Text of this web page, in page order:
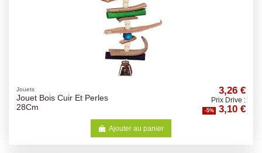
Jouets
Jouet Bois Cuir Et Perles
28Cm
3,26 €
Prix Drive :
-5% 3,10 €
Ajouter au panier